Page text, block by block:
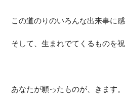
この道のりのいろんな出来事に
そして、生まれでてくるものを
あなたが願ったものが、きます。